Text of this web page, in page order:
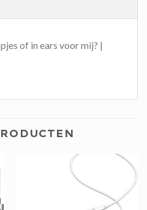
of in ears voor mij? |